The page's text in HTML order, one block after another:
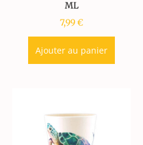
ML
7,99€
Ajouter au panier